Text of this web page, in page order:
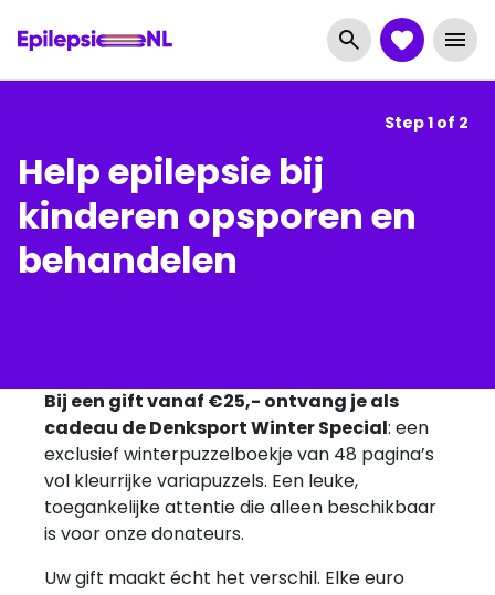
Help epilepsie bij
kinderen opsporen en
behandelen
Bij een gift vanaf €25,- ontvang je als
cadeau de Denksport Winter Special: een
exclusief winterpuzzelboekje van 48 pagina’s
vol kleurrijke variapuzzels. Een leuke,
toegankelijke attentie die alleen beschikbaar
is voor onze donateurs.
Uw gift maakt écht het verschil. Elke euro
Step1 of 2